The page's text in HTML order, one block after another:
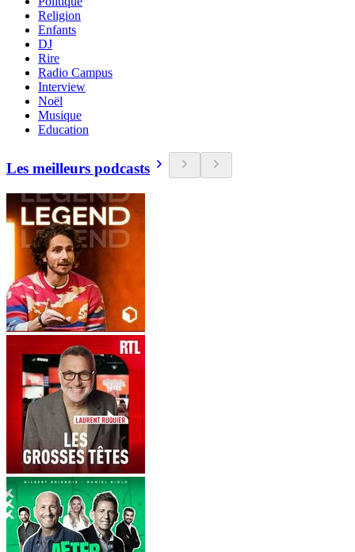
Religion
Enfants
DJ
Rire
Radio Campus
Interview
Noël
Musique
Education
Les meilleurs podcasts